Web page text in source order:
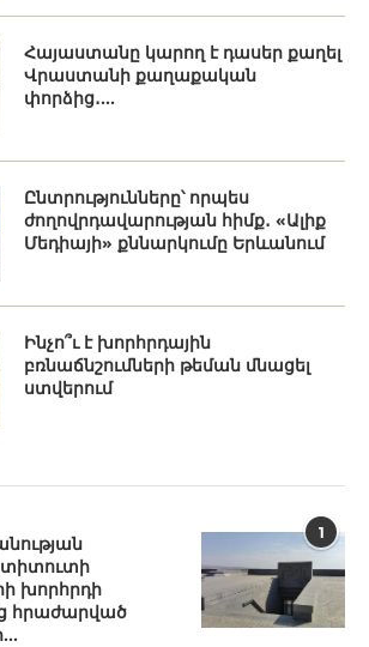
Հայաստանը կարող է դասեր քաղել
Վրաստանի քաղաքական
փորձից․...
Ընտրությունները՝ որպես
ժողովրդավարության հիմք․ «Ալիք
Մեդիայի» քննարկումը Երևանում
Ինչո՞ւ է խորհրդային
բռնաճնշումների թեման մնացել
ստվերում
1
խորհրդի
հրաժարված